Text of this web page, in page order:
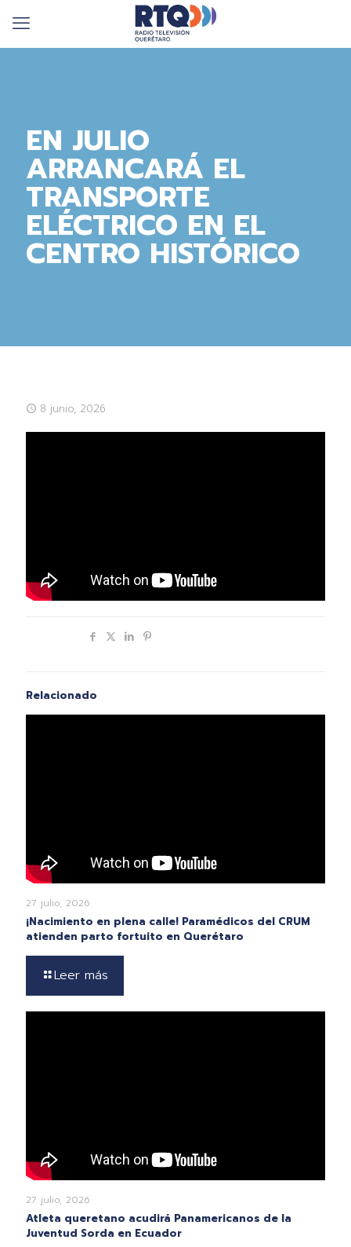
EN JULIO
ARRANCARÁ EL
TRANSPORTE
ELÉCTRICO EN EL
CENTRO HISTÓRICO
8 junio, 2026
Relacionado
27 julio, 2026
¡Nacimiento en plena calle! Paramédicos del CRUM
atienden parto fortuito en Querétaro
Leer más
27 julio, 2026
Atleta queretano acudirá Panamericanos de la
Juventud Sorda en Ecuador